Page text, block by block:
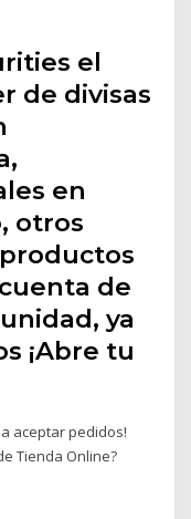
el
de divisas
en
otros
de
ya
¡Abre tu
aceptar pedidos!
Tienda Online?